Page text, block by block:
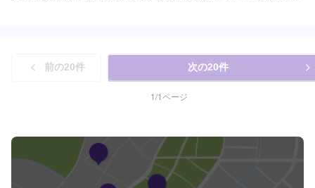
前の20件 次の20件
1/1ページ